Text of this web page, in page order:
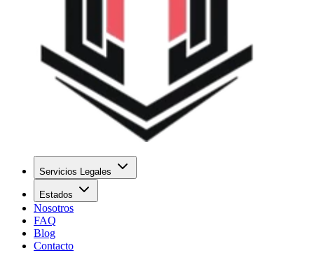
Servicios Legales
Estados
Nosotros
FAQ
Blog
Contacto